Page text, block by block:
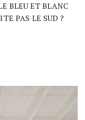
BLEU ET BLANC
PAS LE SUD ?